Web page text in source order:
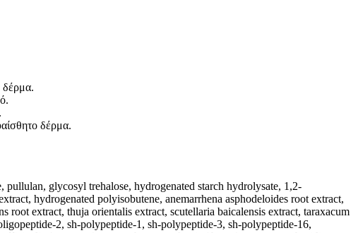
δέρμα.
δέρμα.
glycosyl trehalose, hydrogenated starch hydrolysate, 1,2-
hydrogenated polyisobutene, anemarrhena asphodeloides root extract,
extract, thuja orientalis extract, scutellaria baicalensis extract, taraxacum
2, sh-polypeptide-1, sh-polypeptide-3, sh-polypeptide-16,